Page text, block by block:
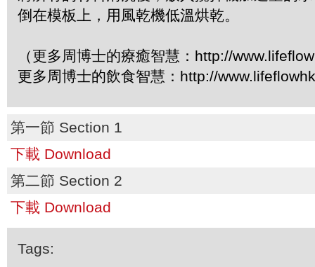
倒在模板上，用風乾機低溫烘乾。
（更多周博士的療癒智慧：http://
更多周博士的飲食智慧：http://
第一節 Section 1
下載 Download
第二節 Section 2
下載 Download
Tags: